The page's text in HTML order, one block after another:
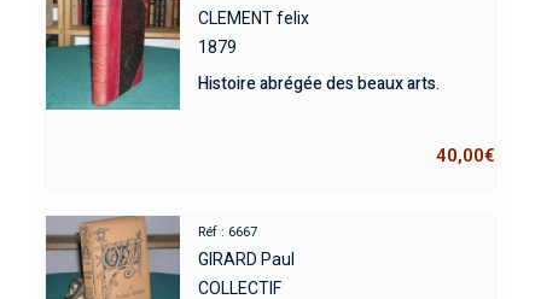
CLEMENT felix
1879
Histoire abrégée des beaux arts.
40,00€
Réf : 6667
GIRARD Paul
COLLECTIF